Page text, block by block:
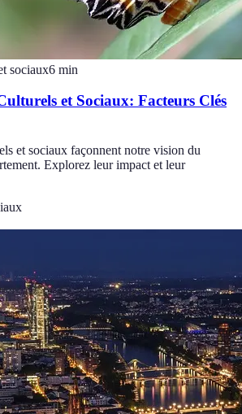
sociaux6 min
et Sociaux: Facteurs Clés
et sociaux façonnent notre vision du
Explorez leur impact et leur